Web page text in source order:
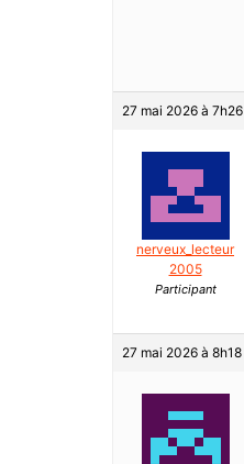
27 mai 2026 à 7h26
nerveux_lecteur
2005
Participant
27 mai 2026 à 8h18